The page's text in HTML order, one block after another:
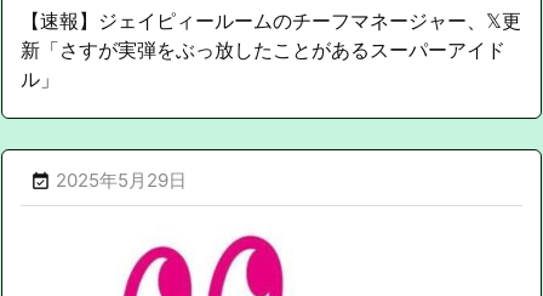
【速報】ジェイピィールームのチーフマネージャー、𝕏更
新「さすが実弾をぶっ放したことがあるスーパーアイド
ル」
 2025年5月29日